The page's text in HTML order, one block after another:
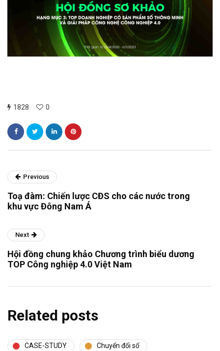
1828 0
Previous
Toạ đàm: Chiến lược CĐS cho các nước trong
khu vực Đông Nam Á
Next
Hội đồng chung khảo Chương trình biểu dương
TOP Công nghiệp 4.0 Việt Nam
Related posts
CASE-STUDY Chuyển đổi số